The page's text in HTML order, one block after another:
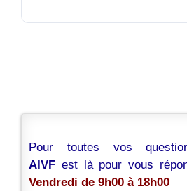
Pour toutes vos
AIVF est là pour vous
Vendredi de 9h00 à 18h00